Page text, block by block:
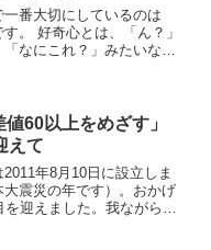
一番大切にしているのは
す。 好奇心とは、「ん？」
「なにこれ？」みたいな知
ば、どんど...
値60以上をめざす」
えて
2011年8月10日に設立しま
大震災の年です）。おかげ
迎えました。我ながら何